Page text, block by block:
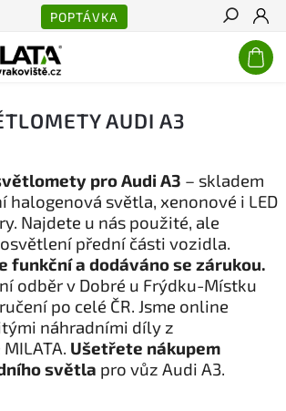
POPTÁVKA
Hledat
AUDI A3
pro Audi A3 – skladem
halogenová světla, xenonové i LED
Najdete u nás použité, ale
přední části vozidla.
funkční a dodáváno se zárukou.
odběr v Dobré u Frýdku-Místku
po celé ČR. Jsme online
náhradními díly z
Ušetřete nákupem
světla pro vůz Audi A3.